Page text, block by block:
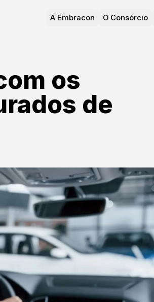
A Embracon O Consórcio
os
de